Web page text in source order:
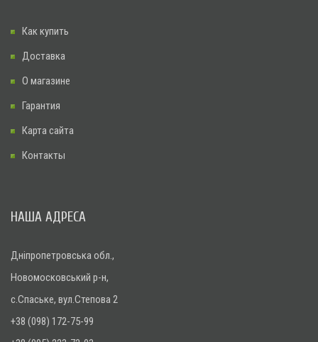
Как купить
Доставка
О магазине
Гарантия
Карта сайта
Контакты
НАША АДРЕСА
Дніпропетровська обл.,
Новомосковський р-н,
с.Спаське, вул.Степова 2
+38 (098) 172-75-99